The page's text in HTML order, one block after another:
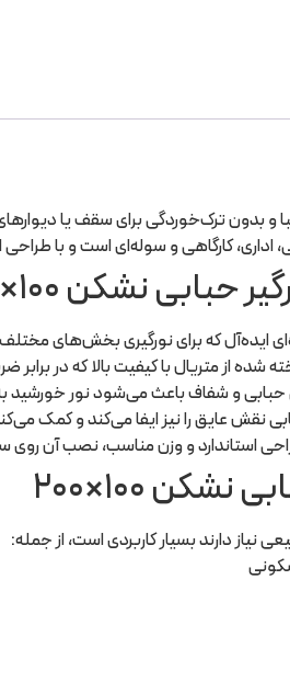
کارگاهی و سوله‌ای است و با طراحی
نشکن ۱۰۰×۲۰۰
از متریال با کیفیت بالا که در
و شفاف باعث می‌شود نور خورشید
نقش عایق را نیز ایفا می‌کند و کمک
استاندارد و وزن مناسب، نصب آن روی
۱۰۰×۲۰۰
دارند بسیار کاربردی است، از جمله: